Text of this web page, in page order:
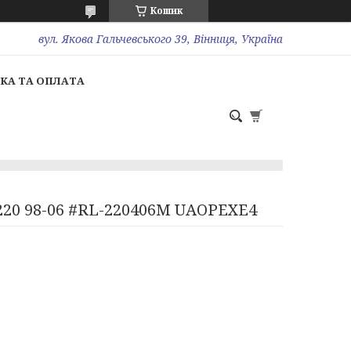
Кошик
вул. Якова Гальчевського 39, Вінниця, Україна
ТА ОПЛАТА
98-06 #RL-220406M UAOPEXE4